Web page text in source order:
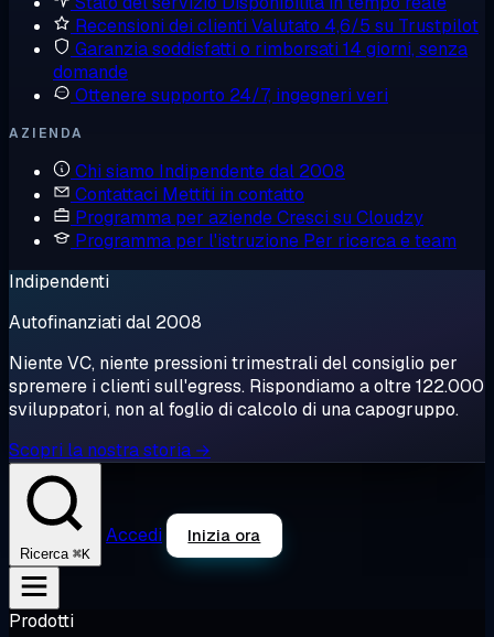
Recensioni dei clienti Valutato 4,6/5 su Trustpilot
Garanzia soddisfatti o rimborsati 14 giorni, senza
domande
Ottenere supporto 24/7, ingegneri veri
AZIENDA
Chi siamo Indipendente dal 2008
Contattaci Mettiti in contatto
Programma per aziendeCresci su Cloudzy
Programma per l'istruzione Per ricerca e team
Indipendenti
Autofinanziati dal 2008
Niente VC, niente pressioni trimestrali del consiglio per
spremere i clienti sull'egress. Rispondiamo a oltre 122.000
sviluppatori, non al foglio di calcolo di una capogruppo.
Scopri la nostra storia →
Ricerca ⌘K
Accedi Inizia ora
Prodotti